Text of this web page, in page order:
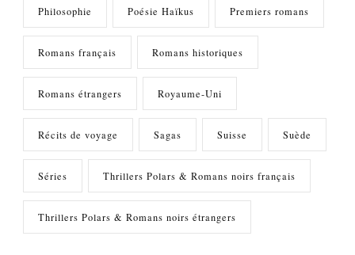
Philosophie Poésie Haïkus Premiers romans
Romans français Romans historiques
Romans étrangers Royaume-Uni
Récits de voyage Sagas Suisse Suède
Séries Thrillers Polars & Romans noirs français
Thrillers Polars & Romans noirs étrangers